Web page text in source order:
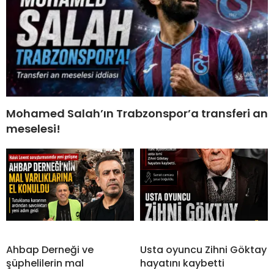
Mohamed Salah’ın Trabzonspor’a transferi an
meselesi!
Ahbap Derneği ve
şüphelilerin mal
Usta oyuncu Zihni Göktay
hayatını kaybetti